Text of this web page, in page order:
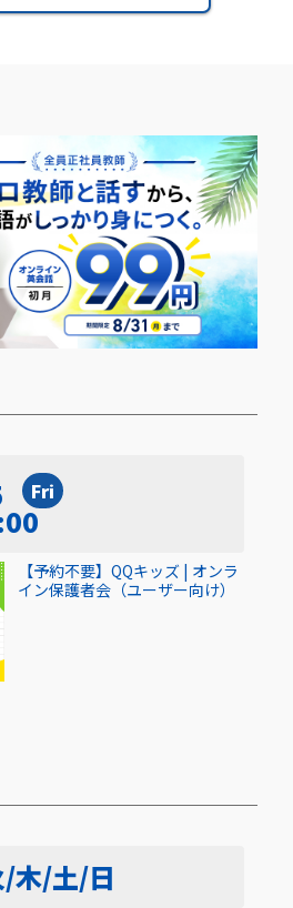
Fri
【予約不要】QQキッズ | オンラ
イン保護者会（ユーザー向け）
木/土/日